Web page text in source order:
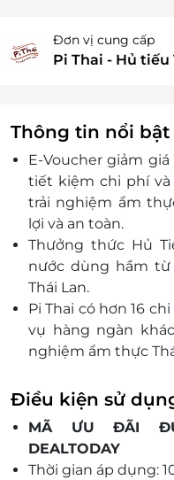
Chí Minh
17 Nguyễn Gia Trí,
268 Nguyễn Tri
Minh
Tầng 02, Lô SF06,
Phú Celadon, số 30
quận Tân Phú, TP Hồ
92 Đồng Nai, Phường
Minh
221 Phan Xích Long,
163 Dương Tử Giang,
Minh
18 Hoàng Diệu 2, KP
128 Cao Thắng, P.4,
269 Nguyễn Thái Sơn,
802 Sư Vạn Hạnh,
Đơn vị cung cấp
Pi Thai - Hủ tiếu
Thông tin nổi bật
E-Voucher giảm
tiết kiệm chi phí và
trải nghiệm ẩm
lợi và an toàn.
Thưởng thức Hủ
nước dùng hầm từ
Thái Lan.
Pi Thai có hơn 16
vụ hàng ngàn
nghiệm ẩm thực
biến hủ tiếu, tận
nếm món ăn với
Điều kiện sử
MÃ ƯU ĐÃI
DEALTODAY
Thời gian áp dụng: